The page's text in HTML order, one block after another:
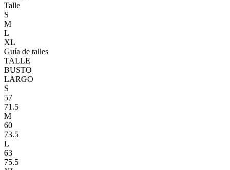
Talle
S
M
L
XL
Guía de talles
TALLE
BUSTO
LARGO
S
57
71.5
M
60
73.5
L
63
75.5